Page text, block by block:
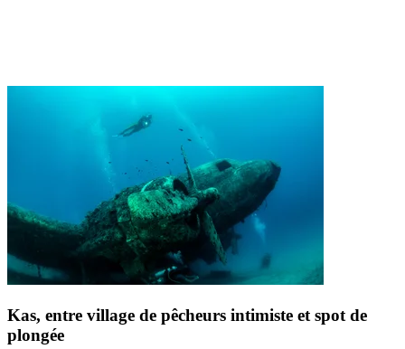
Kas, entre village de pêcheurs intimiste et spot de
plongée